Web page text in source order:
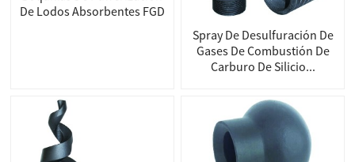
De Lodos Absorbentes FGD
Spray De Desulfuración De
Gases De Combustión De
Carburo De Silicio...